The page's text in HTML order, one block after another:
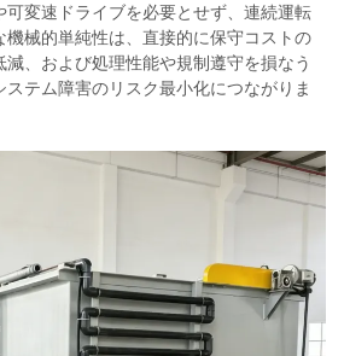
変速ドライブを必要とせず、連続運転
機械的単純性は、直接的に保守コストの
、および処理性能や規制遵守を損なう
テム障害のリスク最小化につながりま